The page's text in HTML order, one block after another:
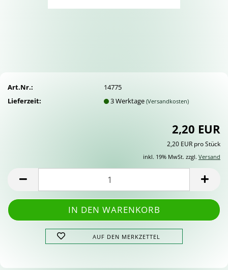
Art.Nr.:
14775
Lieferzeit:
3 Werktage(Versandkosten)
2,20 EUR
2,20 EUR pro Stück
inkl. 19% MwSt. zzgl. Versand
AUF DEN MERKZETTEL